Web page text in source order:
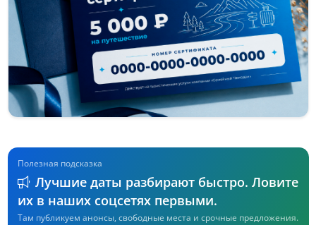
Полезная подсказка
Лучшие даты разбирают быстро. Ловите
их в наших соцсетях первыми.
Там публикуем анонсы, свободные места и срочные предложения.